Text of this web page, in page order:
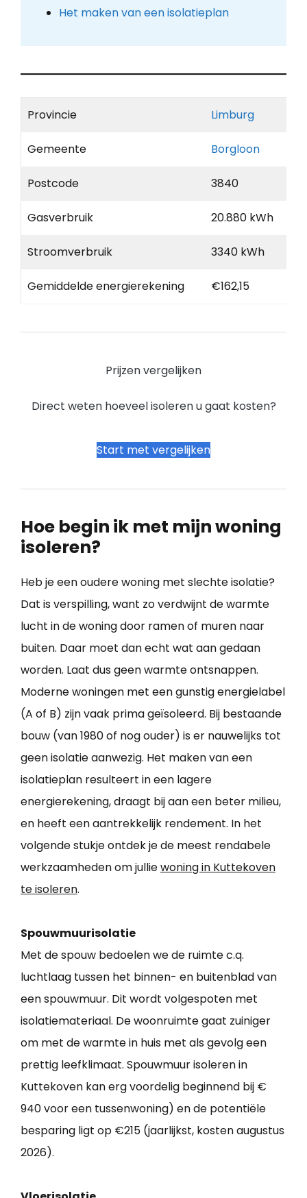
Het maken van een isolatieplan
Provincie Limburg
Gemeente Borgloon
Postcode 3840
Gasverbruik 20.880 kWh
Stroomverbruik 3340 kWh
Gemiddelde energierekening €162,15
Prijzen vergelijken
Direct weten hoeveel isoleren u gaat kosten?
Start met vergelijken
Hoe begin ik met mijn woning
isoleren?
Heb je een oudere woning met slechte isolatie?
Dat is verspilling, want zo verdwijnt de warmte
lucht in de woning door ramen of muren naar
buiten. Daar moet dan echt wat aan gedaan
worden. Laat dus geen warmte ontsnappen.
Moderne woningen met een gunstig energielabel
(A of B) zijn vaak prima geïsoleerd. Bij bestaande
bouw (van 1980 of nog ouder) is er nauwelijks tot
geen isolatie aanwezig. Het maken van een
isolatieplan resulteert in een lagere
energierekening, draagt bij aan een beter milieu,
en heeft een aantrekkelijk rendement. In het
volgende stukje ontdek je de meest rendabele
werkzaamheden om julliewoning in Kuttekoven
te isoleren.
Spouwmuurisolatie
Met de spouw bedoelen we de ruimte c.q.
luchtlaag tussen het binnen- en buitenblad van
een spouwmuur. Dit wordt volgespoten met
isolatiemateriaal. De woonruimte gaat zuiniger
om met de warmte in huis met als gevolg een
prettig leefklimaat. Spouwmuur isoleren in
Kuttekoven kan erg voordelig beginnend bij €
940 voor een tussenwoning) en de potentiële
besparing ligt op €215 (jaarlijkst, kosten augustus
2026).